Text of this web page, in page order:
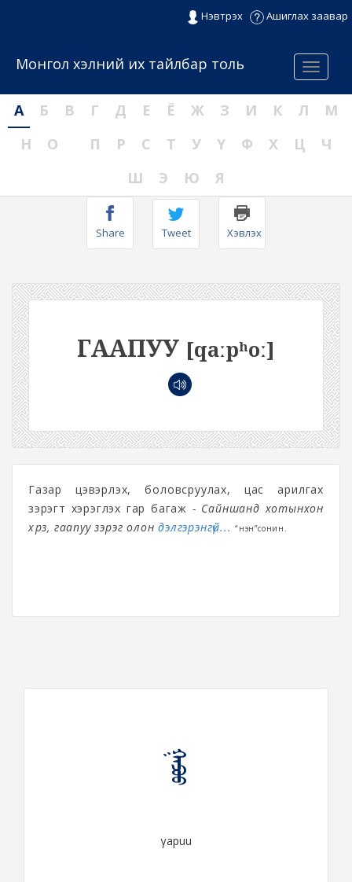
Нэвтрэх Ашиглах заавар
Menu
Монгол хэлний их тайлбар толь
А Б В Г Д Е Ё Ж З И К Л
М
Н
О П Р С Т У Ү Ф Х Ц
Ч
Ш
Э Ю Я
Share Tweet Хэвлэх
ГААПУУ [qaːpʰoː]
Газар цэвэрлэх, боловсруулах, цас арилгах
зэрэгт хэрэглэх гар багаж - Сайншанд хотынхон
хүрз, гаапуу зэрэг олондэлгэрэнгүй... “Үнэн”сонин.
ᠭᠠᠫᠤᠤ
γapuu